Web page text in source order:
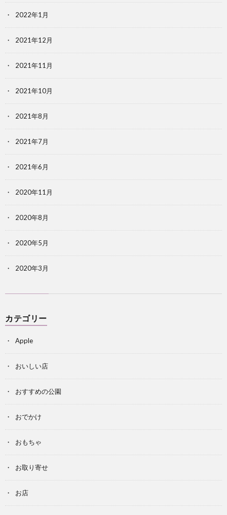
2022年1月
2021年12月
2021年11月
2021年10月
2021年8月
2021年7月
2021年6月
2020年11月
2020年8月
2020年5月
2020年3月
カテゴリー
Apple
おいしい店
おすすめの公園
おでかけ
おもちゃ
お取り寄せ
お店